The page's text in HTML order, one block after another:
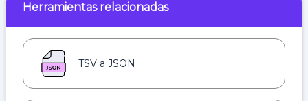
Herramientas relacionadas
TSV a JSON